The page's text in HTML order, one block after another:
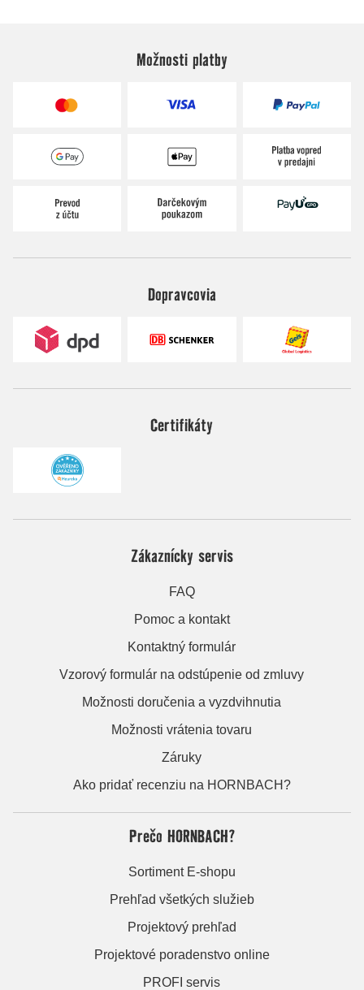
Možnosti platby
Dopravcovia
Certifikáty
Zákaznícky servis
FAQ
Pomoc a kontakt
Kontaktný formulár
Vzorový formulár na odstúpenie od zmluvy
Možnosti doručenia a vyzdvihnutia
Možnosti vrátenia tovaru
Záruky
Ako pridať recenziu na HORNBACH?
Prečo HORNBACH?
Sortiment E-shopu
Prehľad všetkých služieb
Projektový prehľad
Projektové poradenstvo online
PROFI servis